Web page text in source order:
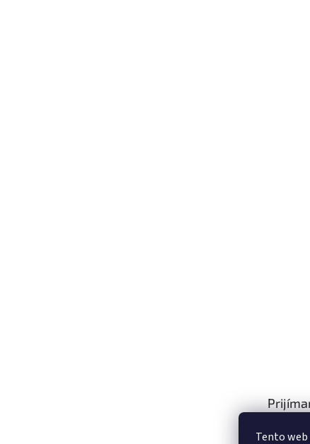
Tento
platby